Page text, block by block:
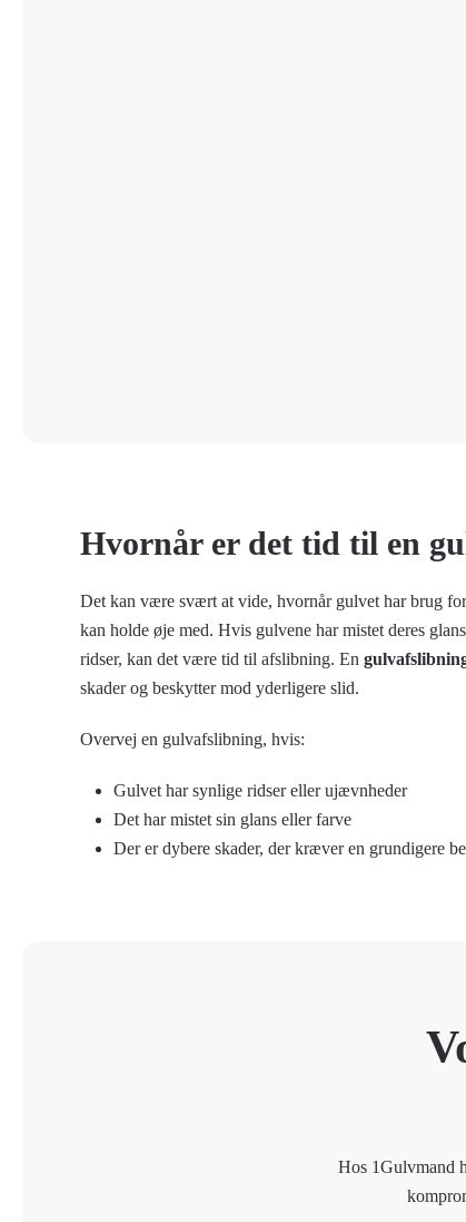
Hvornår er det tid til en
Det kan være svært at vide, hvornår gulvet har brug
kan holde øje med. Hvis gulvene har mistet deres
ridser, kan det være tid til afslibning. En
skader og beskytter mod yderligere slid.
Overvej en gulvafslibning, hvis:
Gulvet har synlige ridser eller ujævnheder
Det har mistet sin glans eller farve
Der er dybere skader, der kræver en grundigere
Hos 1Gulvmand